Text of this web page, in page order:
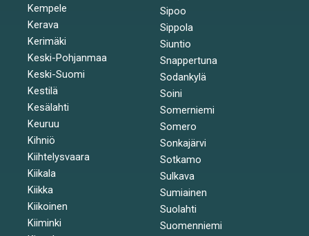
Kempele
Kerava
Kerimäki
Keski-Pohjanmaa
Keski-Suomi
Kestilä
Kesälahti
Keuruu
Kihniö
Kiihtelysvaara
Kiikala
Kiikka
Kiikoinen
Kiiminki
Sipoo
Sippola
Siuntio
Snappertuna
Sodankylä
Soini
Somerniemi
Somero
Sonkajärvi
Sotkamo
Sulkava
Sumiainen
Suolahti
Suomenniemi